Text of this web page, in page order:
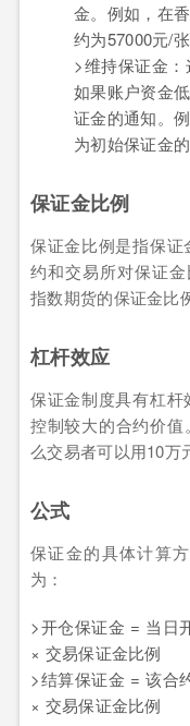
金。例如，在
约为57000元/张
>维持保证金：
如果账户资金
证金的通知。
为初始保证金的
保证金比例
保证金比例是指保
约和交易所对保证
指数期货的保证金比
杠杆效应
保证金制度具有杠
控制较大的合约价
么交易者可以用10万
公式
保证金的具体计算
为：
>开仓保证金 = 当日
× 交易保证金比例
>结算保证金 = 该合
× 交易保证金比例